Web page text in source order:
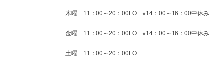
木曜 11：00～20：00LO ※14：00～16：00中休み
金曜 11：00～20：00LO ※14：00～16：00中休み
土曜 11：00～20：00LO